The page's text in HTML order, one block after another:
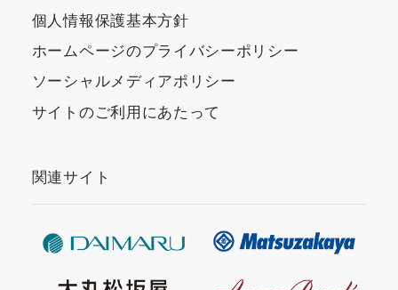
個人情報保護基本方針
ホームページのプライバシーポリシー
ソーシャルメディアポリシー
サイトのご利用にあたって
関連サイト